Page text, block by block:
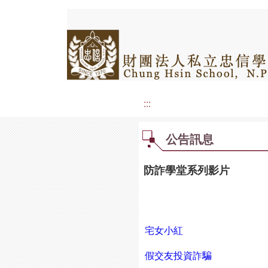
:::
公告訊息
防詐學堂系列影片
宅女小紅
假交友投資詐騙